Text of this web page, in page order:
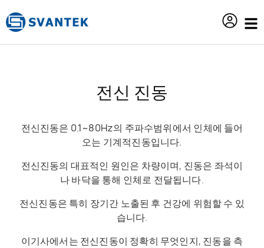
전신 진동
전신진동은 0.1~80Hz의 주파수범위에서 인체에 들어
오는 기계적진동입니다.
전신진동의 대표적인 원인은 차량이며, 진동은 좌석이
나 바닥을 통해 인체로 전달됩니다.
전신진동은 특히 장기간 노출된 후 건강에 위험할 수 있
습니다.
이기사에서는 전신진동이 정확히 무엇인지, 진동을 측